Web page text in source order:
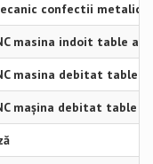
confectii metalice
masina indoit table
masina debitat table
mașina debitat table